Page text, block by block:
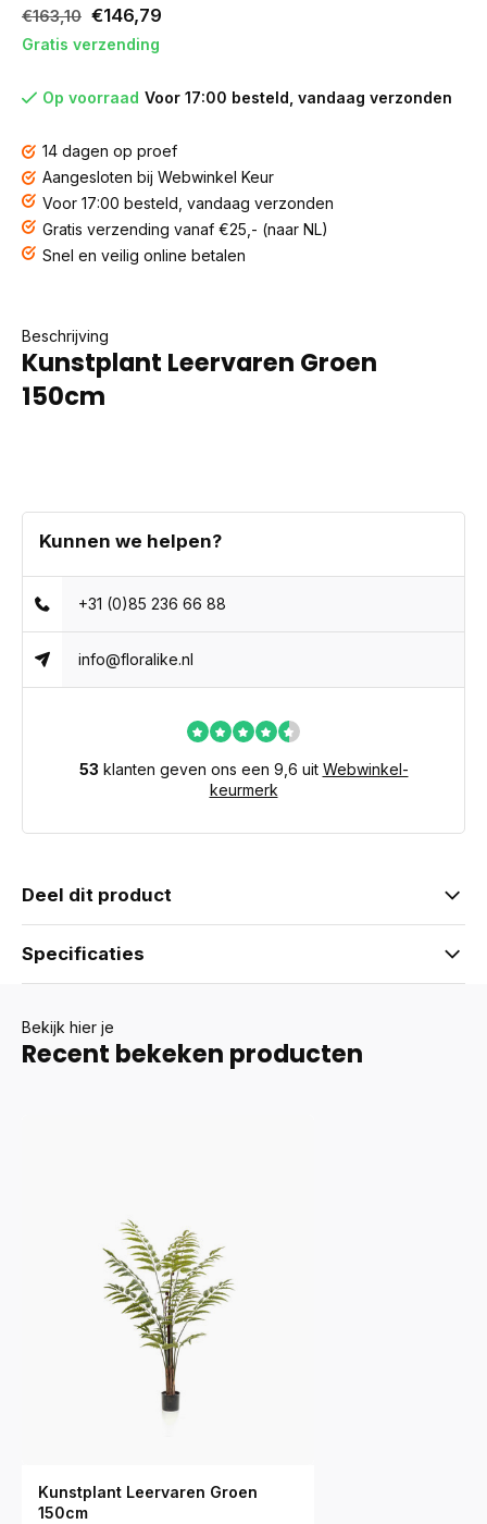
€163,10 €146,79
Gratis verzending
Op voorraad Voor 17:00 besteld, vandaag verzonden
14 dagen op proef
Aangesloten bij Webwinkel Keur
Voor 17:00 besteld, vandaag verzonden
Gratis verzending vanaf €25,- (naar NL)
Snel en veilig online betalen
Beschrijving
Kunstplant Leervaren Groen
150cm
Kunnen we helpen?
+31 (0)85 236 66 88
info@floralike.nl
53 klanten geven ons een 9,6 uit Webwinkel-
keurmerk
Deel dit product
Specificaties
Bekijk hier je
Recent bekeken producten
Kunstplant Leervaren Groen
150cm